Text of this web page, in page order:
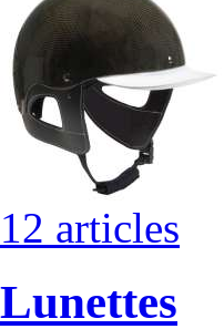
12 articles
Lunettes